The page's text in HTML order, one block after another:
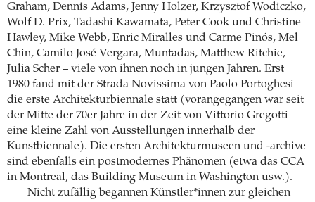
Graham, Dennis Adams, Jenny Holzer, Krzysztof Wodiczko,
Wolf D. Prix, Tadashi Kawamata, Peter Cook und Christine
Hawley, Mike Webb, Enric Miralles und Carme Pinós, Mel
Chin, Camilo José Vergara, Muntadas, Matthew Ritchie,
Julia Scher – viele von ihnen noch in jungen Jahren. Erst
1980 fand mit der Strada Novissima von Paolo Portoghesi
die erste Architekturbiennale statt (vorangegangen war seit
der Mitte der 70er Jahre in der Zeit von Vittorio Gregotti
eine kleine Zahl von Ausstellungen innerhalb der
Kunstbiennale). Die ersten Architekturmuseen und -archive
sind ebenfalls ein postmodernes Phänomen (etwa das CCA
in Montreal, das Building Museum in Washington usw.).
Nicht zufällig begannen Künstler*innen zur gleichen